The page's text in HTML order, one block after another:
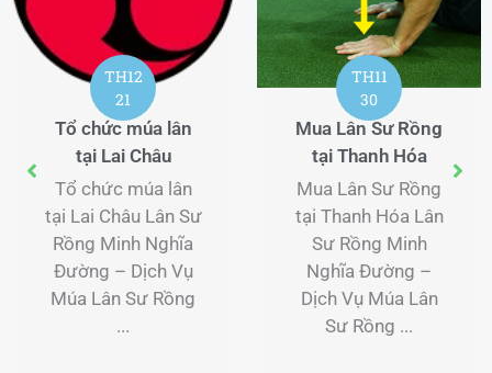
TH12
21
Tổ chức múa lân
tại Lai Châu
Tổ chức múa lân
tại Lai Châu Lân Sư
Rồng Minh Nghĩa
Đường – Dịch Vụ
Múa Lân Sư Rồng
...
TH11
30
Mua Lân Sư Rồng
tại Thanh Hóa
Mua Lân Sư Rồng
tại Thanh Hóa Lân
Sư Rồng Minh
Nghĩa Đường –
Dịch Vụ Múa Lân
Sư Rồng ...